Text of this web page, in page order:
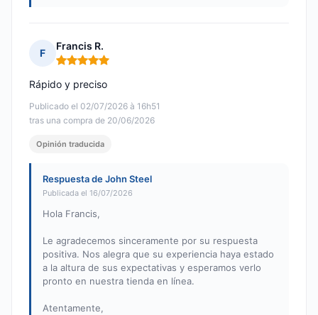
F
Francis R.
Nota: 5 de 5
Publicado el 02/07/2026 à 16h51
tras una compra de 20/06/2026
Rápido y preciso
Opinión traducida
Respuesta de John Steel
Publicada el 16/07/2026
Hola Francis,
Le agradecemos sinceramente por su respuesta
positiva. Nos alegra que su experiencia haya estado
a la altura de sus expectativas y esperamos verlo
pronto en nuestra tienda en línea.
Atentamente,